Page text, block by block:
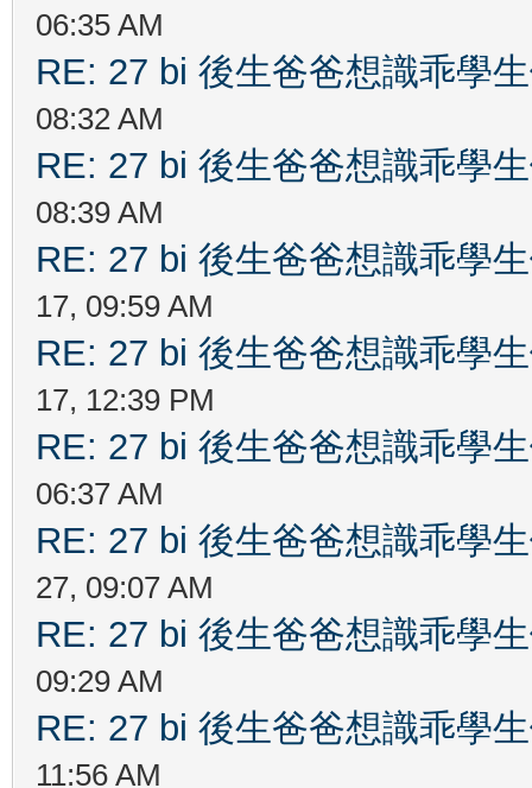
06:35 AM
RE: 27 bi 後生爸爸想識乖學
08:32 AM
RE: 27 bi 後生爸爸想識乖學
08:39 AM
RE: 27 bi 後生爸爸想識乖學
17, 09:59 AM
RE: 27 bi 後生爸爸想識乖學
17, 12:39 PM
RE: 27 bi 後生爸爸想識乖學
06:37 AM
RE: 27 bi 後生爸爸想識乖學
27, 09:07 AM
RE: 27 bi 後生爸爸想識乖學
09:29 AM
RE: 27 bi 後生爸爸想識乖學
11:56 AM